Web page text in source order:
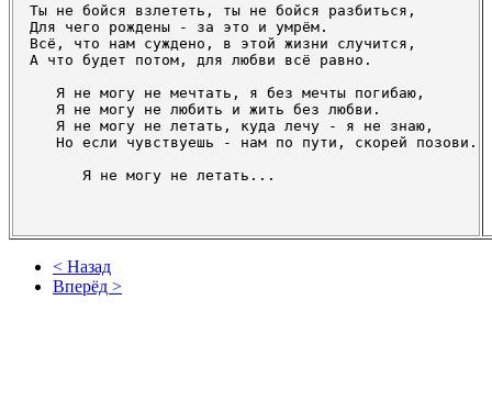
Ты не бойся взлететь, ты не бойся разбиться,
Для чего рождены - за это и умрём.
Всё, что нам суждено, в этой жизни случится,
А что будет потом, для любви всё равно.
   Я не могу не мечтать, я без мечты погибаю,
   Я не могу не любить и жить без любви.
   Я не могу не летать, куда лечу - я не знаю,
   Но если чувствуешь - нам по пути, скорей позови.
      Я не могу не летать...
< Назад
Вперёд >